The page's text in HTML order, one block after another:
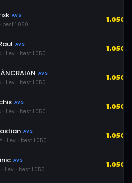
AVS
· best 1.050
1.050
AVS
· 1 ev. · best 1.050
1.050
AVS
· 1 ev. · best 1.050
1.050
AVS
· 1 ev. · best 1.050
1.050
AVS
· 1 ev. · best 1.050
1.050
AVS
· 1 ev. · best 1.050
1.050